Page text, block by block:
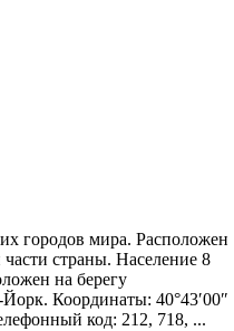
городов мира. Расположен
страны. Население 8
на берегу
Координаты: 40°43′00″
код: 212, 718, ...